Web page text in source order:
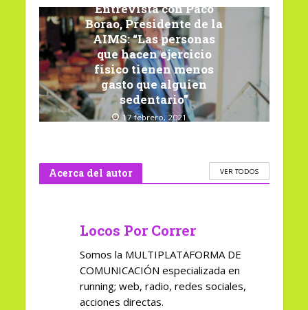
Entrevista con Paco
Borao, Presidente de la
AIMS: “Las personas
que hacen ejercicio
físico tienen menos
gasto que alguien
sedentario”
17 febrero, 2021
Acerca del autor VER TODOS
Locos Por Correr
Somos la MULTIPLATAFORMA DE
COMUNICACIÓN especializada en
running; web, radio, redes sociales,
acciones directas.